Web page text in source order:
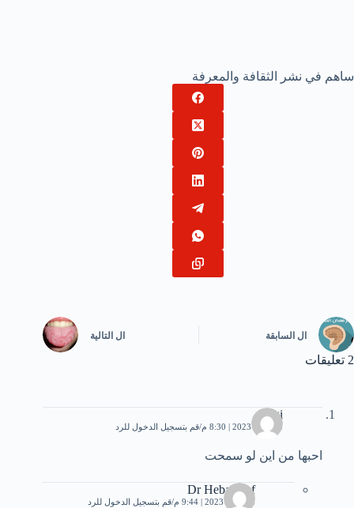
ساهم في نشر الثقافة والمعرفة
ال السابقة ال التالية
2 تعليقات
Gigi
13 يناير، 2023 | 8:30 م قم بتسجيل الدخول للرد
احبها من اين لو سمحت
Dr Heba Atef
14 يناير، 2023 | 9:44 م قم بتسجيل الدخول للرد